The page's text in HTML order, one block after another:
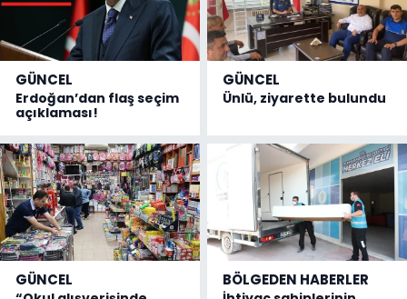
GÜNCEL
Erdoğan’dan flaş seçim
açıklaması!
GÜNCEL
Ünlü, ziyarette bulundu
GÜNCEL BÖLGEDEN HABERLER